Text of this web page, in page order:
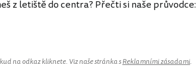
z letiště do centra? Přečti si naše průvodce:
na odkaz kliknete. Viz naše stránka sReklamními zásadami.